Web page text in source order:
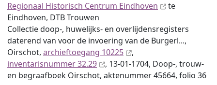
Regionaal Historisch Centrum Eindhoven
te
Eindhoven, DTB Trouwen
Collectie doop-, huwelijks- en overlijdensregisters
daterend van voor de invoering van de Burgerl...,
Oirschot, archieftoegang 10225
,
inventaris­num­mer 32.29
, 13-01-1704, Doop-, trouw-
en begraafboek Oirschot, aktenummer 45664, folio 36